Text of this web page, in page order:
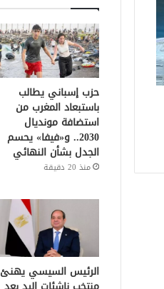
حزب إسباني يطالب
باستبعاد المغرب من
استضافة مونديال
2030.. و«فيفا» يحسم
الجدل بشأن النهائي
منذ 20 دقيقة
الرئيس السيسي يهنئ